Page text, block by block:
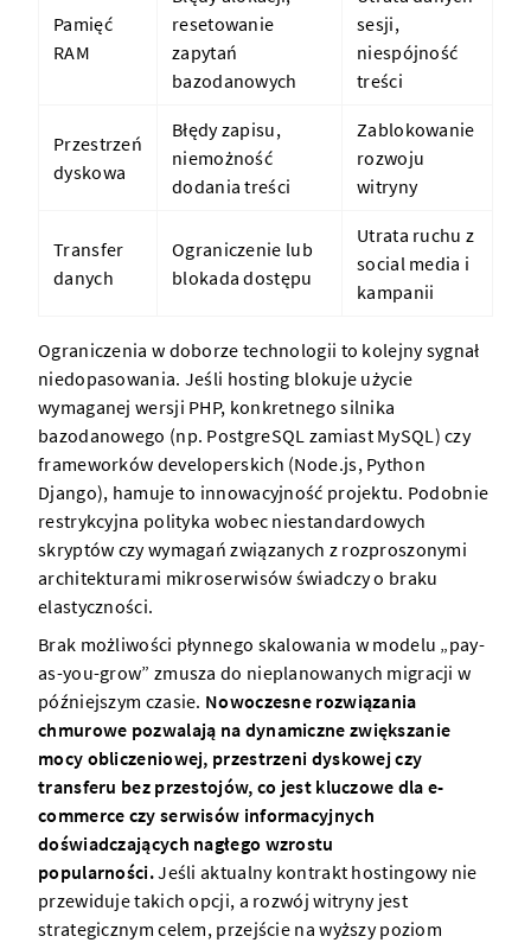
Pamięć
RAM
resetowanie
zapytań
bazodanowych
sesji,
niespójność
treści
Przestrzeń
dyskowa
Błędy zapisu,
niemożność
dodania treści
Zablokowanie
rozwoju
witryny
Transfer
danych
Ograniczenie lub
blokada dostępu
Utrata ruchu z
social media i
kampanii
Ograniczenia w doborze technologii to kolejny sygnał
niedopasowania. Jeśli hosting blokuje użycie
wymaganej wersji PHP, konkretnego silnika
bazodanowego (np. PostgreSQL zamiast MySQL) czy
frameworków developerskich (Node.js, Python
Django), hamuje to innowacyjność projektu. Podobnie
restrykcyjna polityka wobec niestandardowych
skryptów czy wymagań związanych z rozproszonymi
architekturami mikroserwisów świadczy o braku
elastyczności.
Brak możliwości płynnego skalowania w modelu „pay-
as-you-grow” zmusza do nieplanowanych migracji w
późniejszym czasie. Nowoczesne rozwiązania
chmurowe pozwalają na dynamiczne zwiększanie
mocy obliczeniowej, przestrzeni dyskowej czy
transferu bez przestojów, co jest kluczowe dla e-
commerce czy serwisów informacyjnych
doświadczających nagłego wzrostu
popularności.Jeśli aktualny kontrakt hostingowy nie
przewiduje takich opcji, a rozwój witryny jest
strategicznym celem, przejście na wyższy poziom